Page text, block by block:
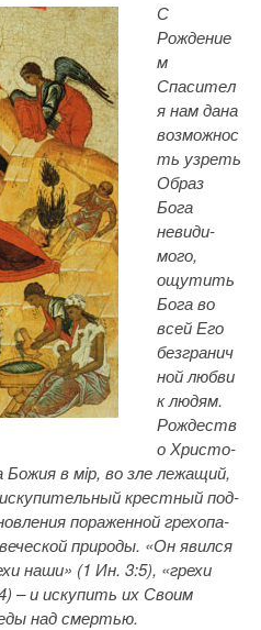
С
Рождение
м
Спасител
я нам дана
возможнос
ть уз­реть
Образ
Бога
невиди­
мого,
ощутить
Бога во
всей Его
безгранич
ной любви
к людям.
Рождеств
о Христо­
в мiр, во зле лежащий,
крестный под­
пораженной грехопа­
природы. «Он явился
наши» (1 Ин. 3:5), «грехи
– и искупить их Своим
над смертью.